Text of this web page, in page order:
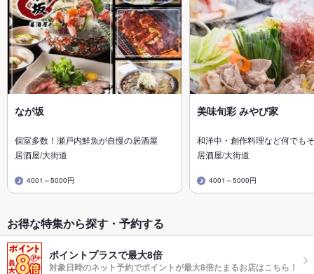
なが坂
個室多数！瀬戸内鮮魚が自慢の居酒屋
居酒屋/大街道
4001～5000円
美味旬彩 みやび家
和洋中・創作料理など何でも
居酒屋/大街道
4001～5000円
お得な特集から探す・予約する
ポイントプラスで最大8倍
対象日時のネット予約でポイントが最大8倍たまるお店はこちら！